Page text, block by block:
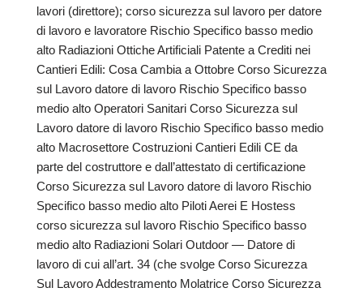
lavori (direttore); corso sicurezza sul lavoro per datore
di lavoro e lavoratore Rischio Specifico basso medio
alto Radiazioni Ottiche Artificiali Patente a Crediti nei
Cantieri Edili: Cosa Cambia a Ottobre Corso Sicurezza
sul Lavoro datore di lavoro Rischio Specifico basso
medio alto Operatori Sanitari Corso Sicurezza sul
Lavoro datore di lavoro Rischio Specifico basso medio
alto Macrosettore Costruzioni Cantieri Edili CE da
parte del costruttore e dall’attestato di certificazione
Corso Sicurezza sul Lavoro datore di lavoro Rischio
Specifico basso medio alto Piloti Aerei E Hostess
corso sicurezza sul lavoro Rischio Specifico basso
medio alto Radiazioni Solari Outdoor — Datore di
lavoro di cui all’art. 34 (che svolge Corso Sicurezza
Sul Lavoro Addestramento Molatrice Corso Sicurezza